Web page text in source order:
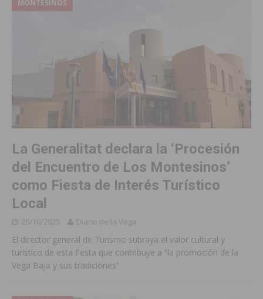
MONTESINOS
La Generalitat declara la ‘Procesión
del Encuentro de Los Montesinos’
como Fiesta de Interés Turístico
Local
26/10/2025 Diario de la Vega
El director general de Turismo subraya el valor cultural y
turístico de esta fiesta que contribuye a “la promoción de la
Vega Baja y sus tradiciones”